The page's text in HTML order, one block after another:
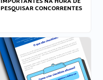
PESQUISAR CONCORRENTES